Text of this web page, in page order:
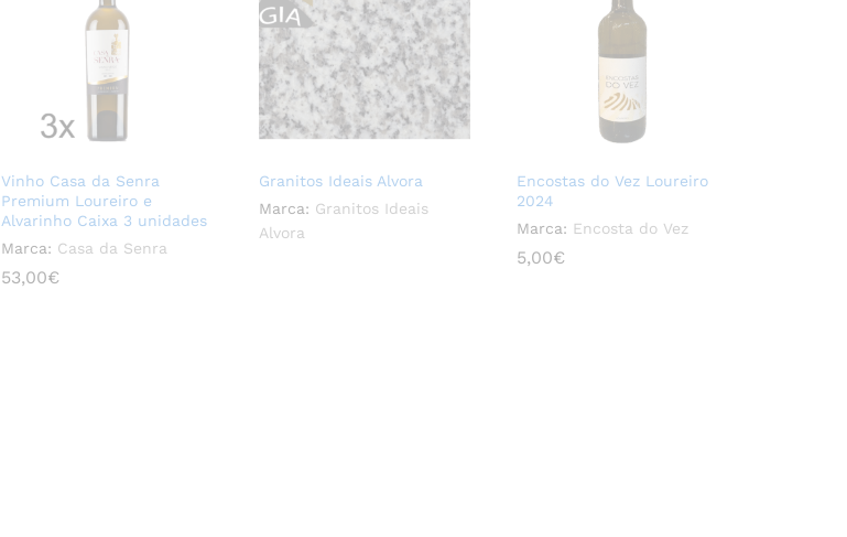
Vinho Casa da Senra
Premium Loureiro e
Alvarinho Caixa 3 unidades
Marca: Casa da Senra
53,00€
53,00€
Granitos Ideais Alvora
Marca: Granitos Ideais
Alvora
Encostas do Vez Loureiro
2024
Marca: Encosta do Vez
5,00€
5,00€